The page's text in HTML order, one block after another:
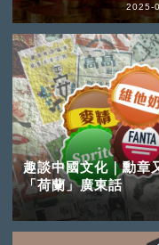
2025-
趣談中國文化｜勳章
「荷蘭」廣東話